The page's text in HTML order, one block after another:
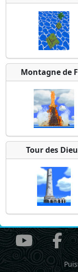
Montagne de
Tour des